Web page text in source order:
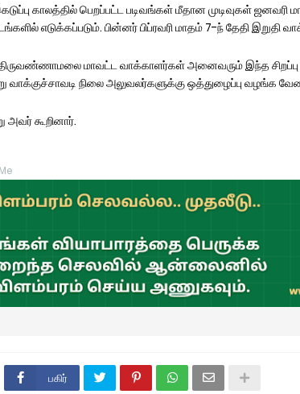
காலத்தில் பெறப்பட்ட படிவங்கள் மீதான முடிவுகள் ஜனவரி
எடுக்கப்படும். பின்னர் பிப்ரவரி மாதம் 7-ந் தேதி இறுதி
மாவட்ட வாக்காளர்கள் அனைவரும் இந்த சிறப்பு
வாக்குச்சாவடி நிலை அலுவலர்களுக்கு ஒத்துழைப்பு வழங்க
அவர் கூறினார்.
பகிர்